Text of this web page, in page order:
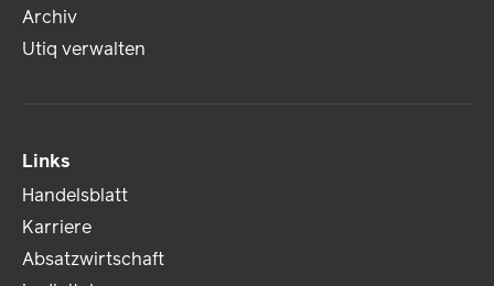
Archiv
Utiq verwalten
Links
Handelsblatt
Karriere
Absatzwirtschaft